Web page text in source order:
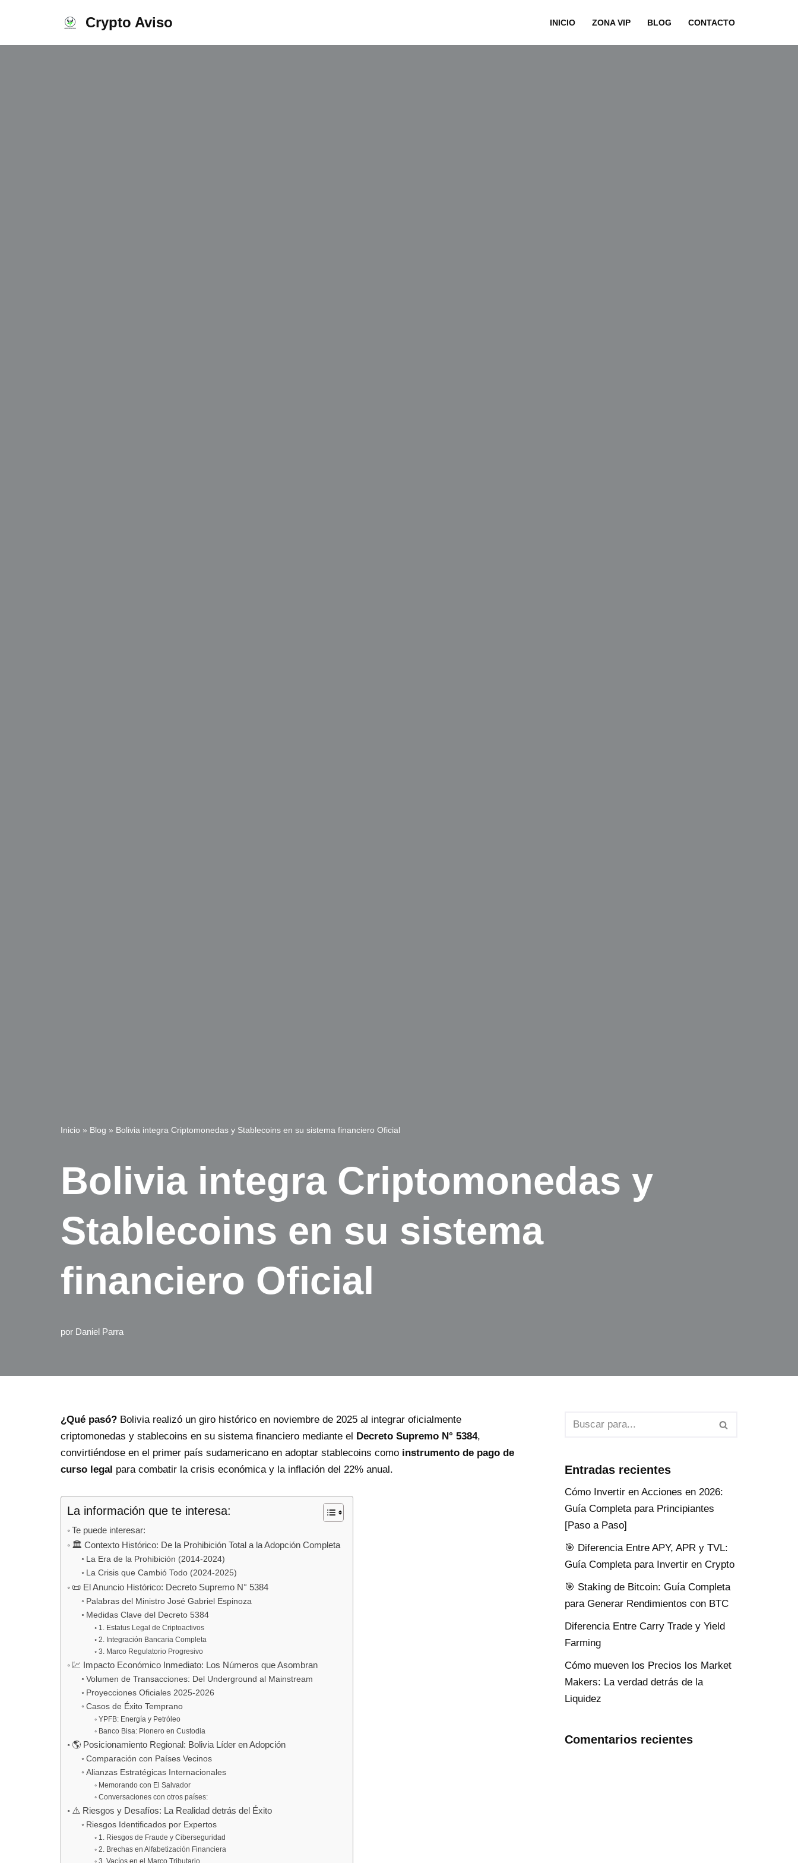
Crypto Aviso INICIO ZONA VIP BLOG CONTACTO
Inicio » Blog » Bolivia integra Criptomonedas y Stablecoins en su sistema financiero Oficial
Bolivia integra Criptomonedas y
Stablecoins en su sistema
financiero Oficial
por Daniel Parra
¿Qué pasó? Bolivia realizó un giro histórico en noviembre de 2025 al integrar oficialmente
criptomonedas y stablecoins en su sistema financiero mediante el Decreto Supremo N° 5384,
convirtiéndose en el primer país sudamericano en adoptar stablecoins como instrumento de pago de
curso legal para combatir la crisis económica y la inflación del 22% anual.
La información que te interesa:
Te puede interesar:
🏛️ Contexto Histórico: De la Prohibición Total a la Adopción Completa
La Era de la Prohibición (2014-2024)
La Crisis que Cambió Todo (2024-2025)
📜 El Anuncio Histórico: Decreto Supremo N° 5384
Palabras del Ministro José Gabriel Espinoza
Medidas Clave del Decreto 5384
1. Estatus Legal de Criptoactivos
2. Integración Bancaria Completa
3. Marco Regulatorio Progresivo
💹 Impacto Económico Inmediato: Los Números que Asombran
Volumen de Transacciones: Del Underground al Mainstream
Proyecciones Oficiales 2025-2026
Casos de Éxito Temprano
YPFB: Energía y Petróleo
Banco Bisa: Pionero en Custodia
🌎 Posicionamiento Regional: Bolivia Líder en Adopción
Comparación con Países Vecinos
Alianzas Estratégicas Internacionales
Memorando con El Salvador
Conversaciones con otros países:
⚠️ Riesgos y Desafíos: La Realidad detrás del Éxito
Riesgos Identificados por Expertos
1. Riesgos de Fraude y Ciberseguridad
2. Brechas en Alfabetización Financiera
3. Vacíos en el Marco Tributario
Entradas recientes
Cómo Invertir en Acciones en 2026:
Guía Completa para Principiantes
[Paso a Paso]
🎯 Diferencia Entre APY, APR y TVL:
Guía Completa para Invertir en Crypto
🎯 Staking de Bitcoin: Guía Completa
para Generar Rendimientos con BTC
Diferencia Entre Carry Trade y Yield
Farming
Cómo mueven los Precios los Market
Makers: La verdad detrás de la
Liquidez
Comentarios recientes